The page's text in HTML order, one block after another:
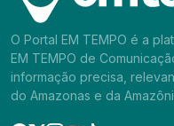
O Portal EM TEMPO é a
EM TEMPO de
informação precisa,
do Amazonas e da